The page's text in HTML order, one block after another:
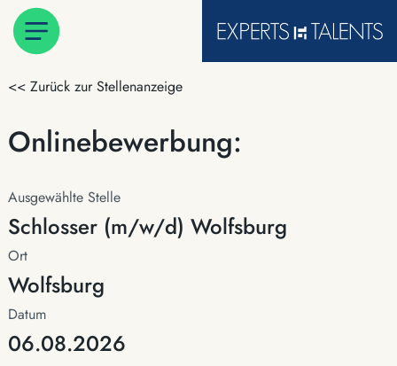
<< Zurück zur Stellenanzeige
Onlinebewerbung:
Ausgewählte Stelle
Schlosser (m/w/d) Wolfsburg
Ort
Wolfsburg
Datum
06.08.2026